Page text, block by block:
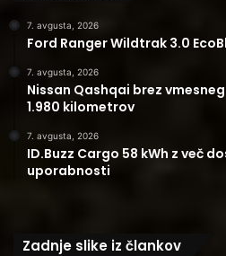
7. avgusta, 2026
Ford Ranger Wildtrak 3.0
7. avgusta, 2026
Nissan Qashqai brez
1.980 kilometrov
7. avgusta, 2026
ID.Buzz Cargo 58 kWh z več
uporabnosti
Zadnje slike iz člankov